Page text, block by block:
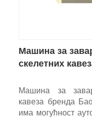
Машина за
скелетних
Машина за
кавеза бренда
има могућност